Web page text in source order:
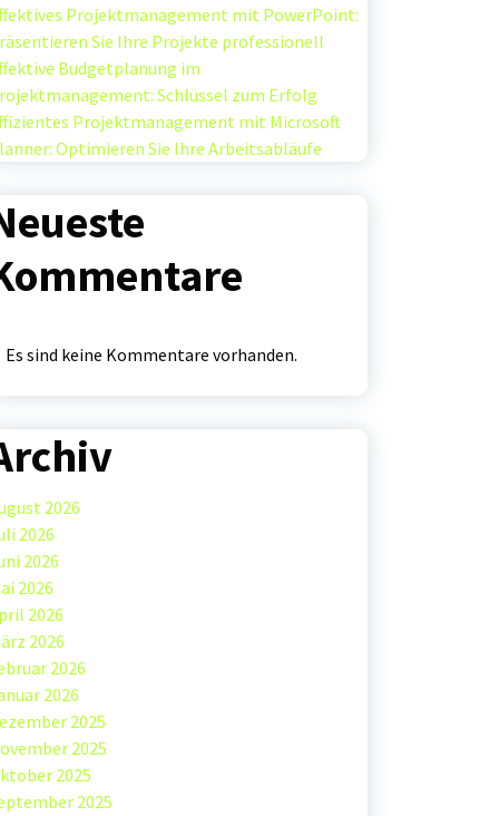
Projektmanagement mit PowerPoint:
Sie Ihre Projekte professionell
Budgetplanung im
Schlüssel zum Erfolg
Projektmanagement mit Microsoft
Optimieren Sie Ihre Arbeitsabläufe
Es sind keine Kommentare vorhanden.
2026
2026
2026
2026
2026
2026
2026
2026
2025
2025
2025
2025